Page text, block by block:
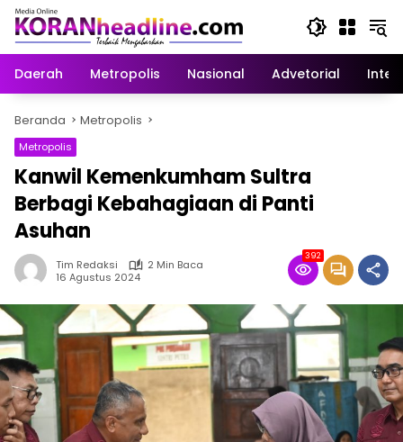
Langsung
konten
Daerah
Metropolis Nasional Advetorial
Beranda Metropolis
Metropolis
Kanwil Kemenkumham Sultra
Berbagi Kebahagiaan di Panti
Asuhan
Tim Redaksi
2 Min Baca
16 Agustus 2024
392